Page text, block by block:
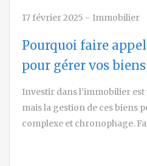
17 février 2025 - Immobilier
Pourquoi faire
pour gérer vos
Investir dans l’immobilier
mais la gestion de ces biens
complexe et chronophage.